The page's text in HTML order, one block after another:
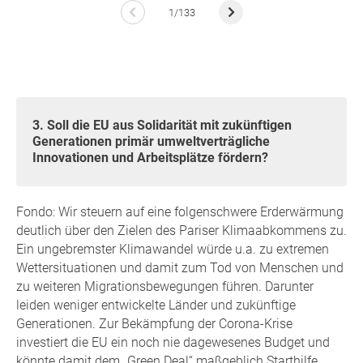
1/133
3. Soll die EU aus Solidarität mit zukünftigen
Generationen primär umweltverträgliche
Innovationen und Arbeitsplätze fördern?
Fondo: Wir steuern auf eine folgenschwere Erderwärmung
deutlich über den Zielen des Pariser Klimaabkommens zu.
Ein ungebremster Klimawandel würde u.a. zu extremen
Wettersituationen und damit zum Tod von Menschen und
zu weiteren Migrationsbewegungen führen. Darunter
leiden weniger entwickelte Länder und zukünftige
Generationen. Zur Bekämpfung der Corona-Krise
investiert die EU ein noch nie dagewesenes Budget und